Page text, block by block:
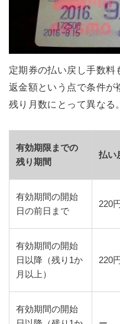
定期券の払い戻し手数料
返金額という点で条件が
残り月数にとって異なる。
有効期限までの
残り期間
払い
有効期間の開始
日の前日まで
220円
有効期間の開始
日以降（残り1か
月以上）
220円
有効期間の開始